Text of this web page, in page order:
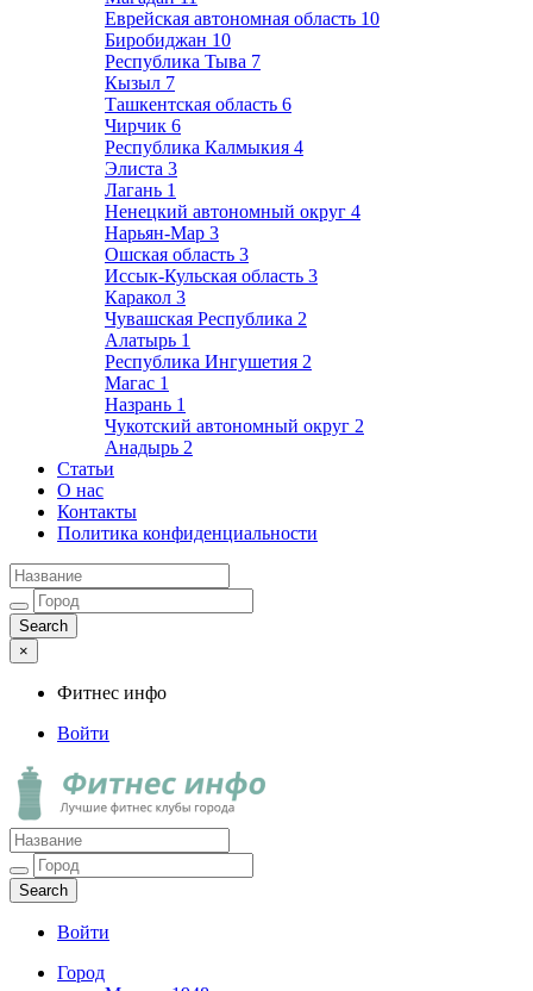
Еврейская автономная область 10
Биробиджан 10
Республика Тыва 7
Кызыл 7
Ташкентская область 6
Чирчик 6
Республика Калмыкия 4
Элиста 3
Лагань 1
Ненецкий автономный округ 4
Нарьян-Мар 3
Ошская область 3
Иссык-Кульская область 3
Каракол 3
Чувашская Республика 2
Алатырь 1
Республика Ингушетия 2
Магас 1
Назрань 1
Чукотский автономный округ 2
Анадырь 2
Статьи
О нас
Контакты
Политика конфиденциальности
×
Фитнес инфо
Войти
Фитнес инфо
Лучшие фитнес клубы города
Войти
Город